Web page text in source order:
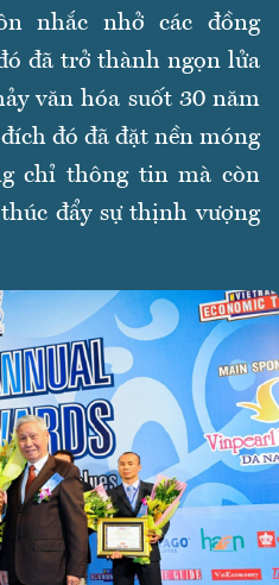
nhắc nhở các đồng
đã trở thành ngọn lửa
văn hóa suốt 30 năm
đó đã đặt nền móng
chỉ thông tin mà còn
đẩy sự thịnh vượng